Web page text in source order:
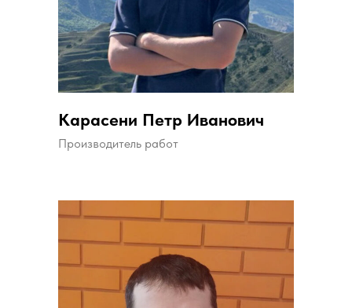
Карасени Петр Иванович
Производитель работ